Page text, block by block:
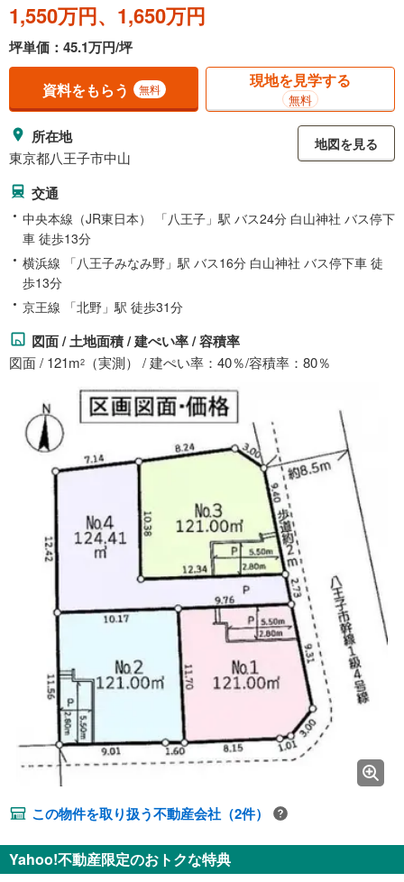
1,550万円、1,650万円
坪単価：45.1万円/坪
資料をもらう 無料 現地を見学する
無料
所在地
東京都八王子市中山
地図を見る
交通
中央本線（JR東日本） 「八王子」駅 バス24分 白山神社 バス停下
車 徒歩13分
横浜線 「八王子みなみ野」駅 バス16分 白山神社 バス停下車 徒
歩13分
京王線 「北野」駅 徒歩31分
図面 / 土地面積 / 建ぺい率 / 容積率
図面 / 121m2 （実測） / 建ぺい率：40％/容積率：80％
この物件を取り扱う不動産会社（2件）
Yahoo!不動産限定のおトクな特典